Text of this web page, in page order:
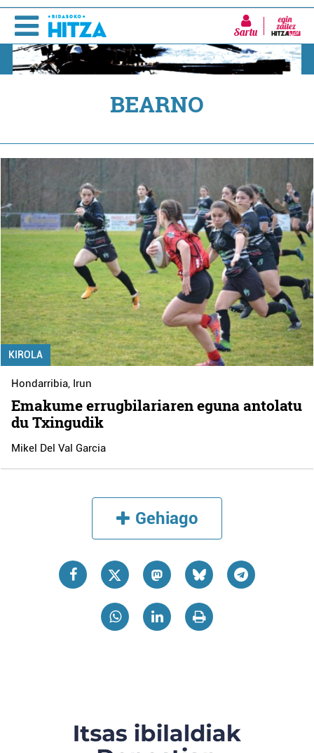
Sartu
BEARNO
KIROLA
Hondarribia, Irun
Emakume errugbilariaren eguna antolatu
du Txingudik
Mikel Del Val Garcia
Gehiago